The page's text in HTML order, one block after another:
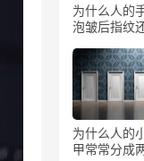
为什么人的
泡皱后指纹
为什么人的
甲常常分成